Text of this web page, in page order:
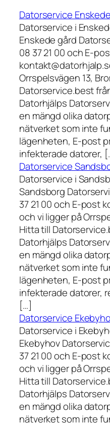
Datorservice
Datorservice i
Enskede gård
08 37 21 00 och E-
Orrspelsvägen 13,
Datorservice.best
Datorhjälps
en mängd olika
nätverket som inte
lägenheten, E-post
infekterade datorer,
Datorservice
Datorservice i
Sandsborg
37 21 00 och E-post
och vi ligger på
Hitta till
Datorhjälps
en mängd olika
nätverket som inte
lägenheten, E-post
infekterade datorer,
[…]
Datorservice
Datorservice i
Ekebyhov
37 21 00 och E-post
och vi ligger på
Hitta till
Datorhjälps
en mängd olika
nätverket som inte